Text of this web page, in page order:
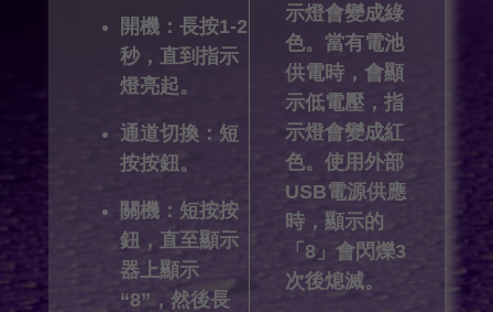
開機：長按1-2
秒，直到指示
燈亮起。
通道切換：短
按按鈕。
關機：短按按
鈕，直至顯示
器上顯示
“8”，然後長
示燈會變成綠
色。當有電池
供電時，會顯
示低電壓，指
示燈會變成紅
色。使用外部
USB電源供應
時，顯示的
「8」會閃爍3
次後熄滅。